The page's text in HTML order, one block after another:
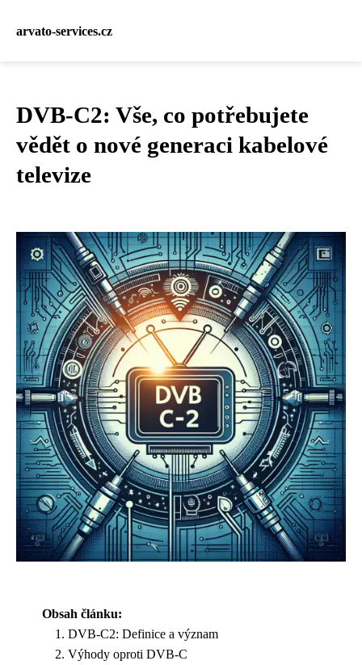
arvato-services.cz
DVB-C2: Vše, co potřebujete
vědět o nové generaci kabelové
televize
Obsah článku:
DVB-C2: Definice a význam
Výhody oproti DVB-C